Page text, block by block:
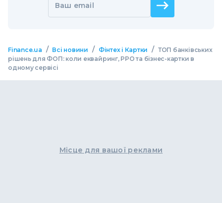
Ваш email
Finance.ua / Всі новини / Фінтех і Картки / ТОП банківських
рішень для ФОП: коли еквайринг, РРО та бізнес-картки в
одному сервісі
Місце для вашої реклами